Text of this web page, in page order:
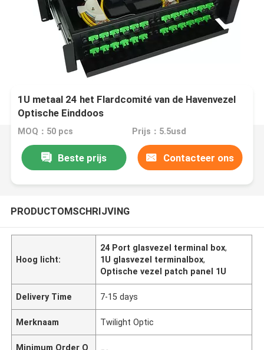
1U metaal 24 het Flardcomité van de Havenvezel
Optische Einddoos
MOQ：50 pcs Prijs：5.5usd
Beste prijs Contacteer ons
PRODUCTOMSCHRIJVING
Hoog licht:
24 Port glasvezel terminal box,
1U glasvezel terminalbox,
Optische vezel patch panel 1U
Delivery Time 7-15 days
Merknaam Twilight Optic
Minimum Order Q